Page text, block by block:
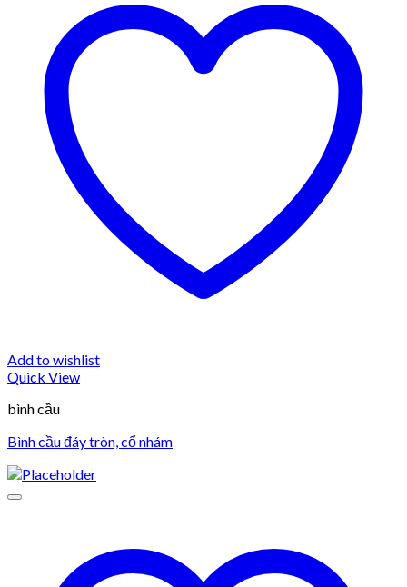
Add to wishlist
Quick View
bình cầu
Bình cầu đáy tròn, cổ nhám